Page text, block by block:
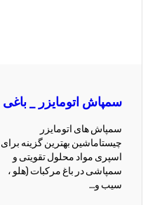
سمپاش اتومایزر _ باغی
سمپاش های اتومایزر
چیستاماشین بهترین گزینه برای
اسپری مواد محلول تقویتی و
سمپاشی در باغ مرکبات (هلو ،
سیب و…